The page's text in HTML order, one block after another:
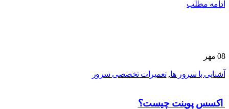
ادامه مطلب
08 مهر
آشنایی با سرور ها,تعمیرات تخصصی سرور
اکسس پوینت چیست؟